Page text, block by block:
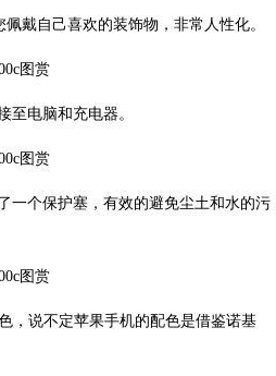
戴自己喜欢的装饰物，非常人性化。
至电脑和充电器。
一个保护塞，有效的避免尘土和水的污
，说不定苹果手机的配色是借鉴诺基